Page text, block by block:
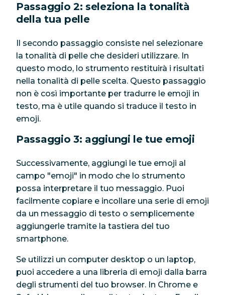
Passaggio 2: seleziona la tonalità
della tua pelle
Il secondo passaggio consiste nel selezionare
la tonalità di pelle che desideri utilizzare. In
questo modo, lo strumento restituirà i risultati
nella tonalità di pelle scelta. Questo passaggio
non è così importante per tradurre le emoji in
testo, ma è utile quando si traduce il testo in
emoji.
Passaggio 3: aggiungi le tue emoji
Successivamente, aggiungi le tue emoji al
campo "emoji" in modo che lo strumento
possa interpretare il tuo messaggio. Puoi
facilmente copiare e incollare una serie di emoji
da un messaggio di testo o semplicemente
aggiungerle tramite la tastiera del tuo
smartphone.
Se utilizzi un computer desktop o un laptop,
puoi accedere a una libreria di emoji dalla barra
degli strumenti del tuo browser. In Chrome e